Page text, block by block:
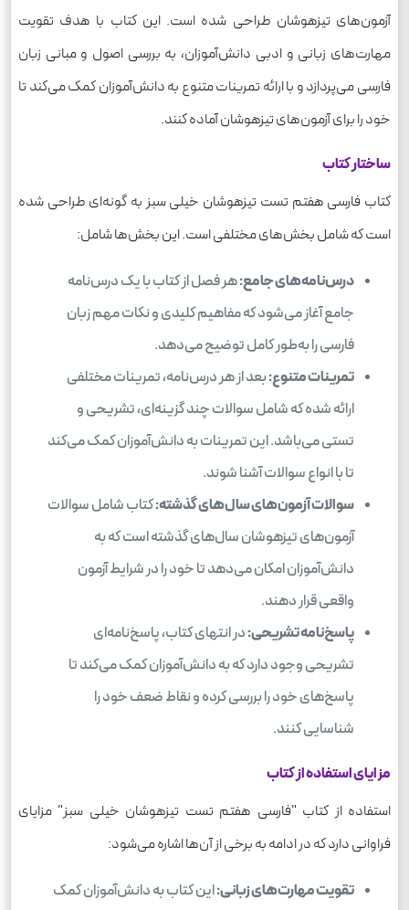
آزمون‌های تیزهوشان طراحی شده است. این کتاب با هدف تقویت
مهارت‌های زبانی و ادبی دانش‌آموزان، به بررسی اصول و مبانی زبان
فارسی می‌پردازد و با ارائه تمرینات متنوع به دانش‌آموزان کمک می‌کند تا
خود را برای آزمون‌های تیزهوشان آماده کنند.
ساختار کتاب
کتاب فارسی هفتم تست تیزهوشان خیلی سبز به گونه‌ای طراحی شده
است که شامل بخش‌های مختلفی است. این بخش‌ها شامل:
درس‌نامه‌های جامع:هر فصل از کتاب با یک درس‌نامه
جامع آغاز می‌شود که مفاهیم کلیدی و نکات مهم زبان
فارسی را به‌طور کامل توضیح می‌دهد.
تمرینات متنوع:بعد از هر درس‌نامه، تمرینات مختلفی
ارائه شده که شامل سوالات چند گزینه‌ای، تشریحی و
تستی می‌باشد. این تمرینات به دانش‌آموزان کمک می‌کند
تا با انواع سوالات آشنا شوند.
سوالات آزمون‌های سال‌های گذشته:کتاب شامل سوالات
آزمون‌های تیزهوشان سال‌های گذشته است که به
دانش‌آموزان امکان می‌دهد تا خود را در شرایط آزمون
واقعی قرار دهند.
پاسخ‌نامه تشریحی:در انتهای کتاب، پاسخ‌نامه‌ای
تشریحی وجود دارد که به دانش‌آموزان کمک می‌کند تا
پاسخ‌های خود را بررسی کرده و نقاط ضعف خود را
شناسایی کنند.
مزایای استفاده از کتاب
استفاده از کتاب "فارسی هفتم تست تیزهوشان خیلی سبز" مزایای
فراوانی دارد که در ادامه به برخی از آن‌ها اشاره می‌شود:
تقویت مهارت‌های زبانی:این کتاب به دانش‌آموزان کمک